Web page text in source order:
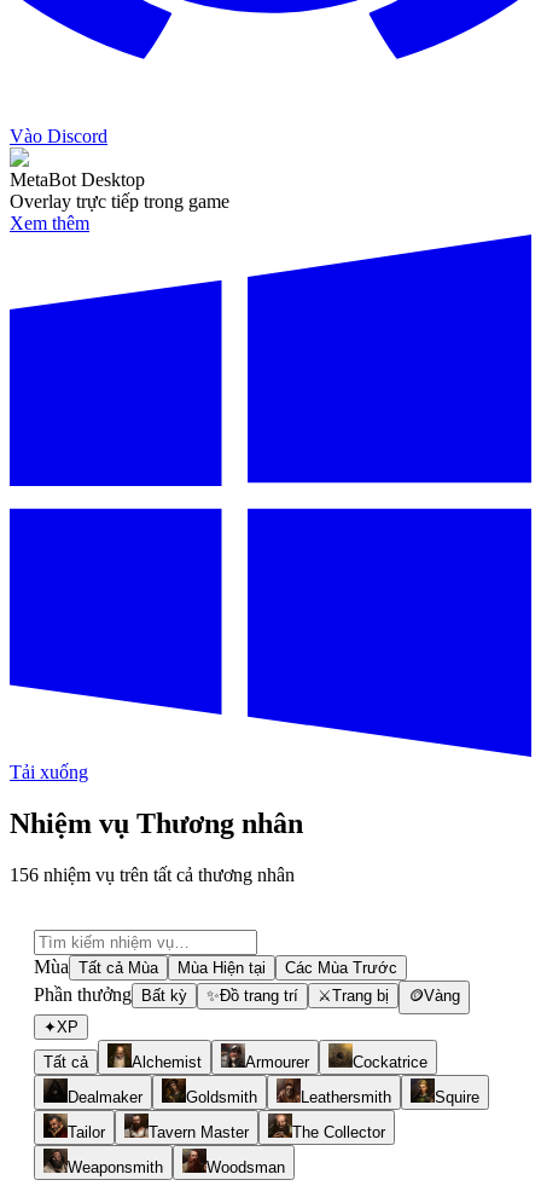
Vào Discord
MetaBot Desktop
Overlay trực tiếp trong game
Xem thêm
Tải xuống
Nhiệm vụ Thương nhân
156 nhiệm vụ trên tất cả thương nhân
Mùa Tất cả Mùa Mùa Hiện tại Các Mùa Trước
Phần thưởng Bất kỳ ✨Đồ trang trí ⚔Trang bị 🪙Vàng
✦XP
Tất cả
Alchemist Armourer
Cockatrice
Dealmaker
Goldsmith Leathersmith
Squire
Tailor
Tavern Master
The Collector
Weaponsmith
Woodsman